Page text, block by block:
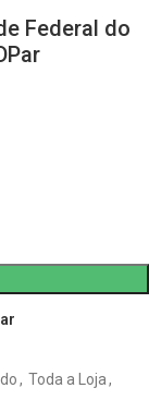
Federal do
, Toda a Loja,